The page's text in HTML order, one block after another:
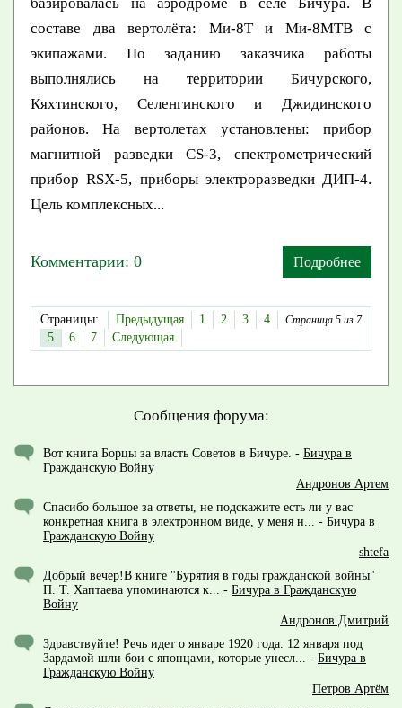
составе два вертолёта: Ми-8Т и Ми-8МТВ с
экипажами. По заданию заказчика работы
выполнялись на территории Бичурского,
Кяхтинского, Селенгинского и Джидинского
районов. На вертолетах установлены: прибор
магнитной разведки CS-3, спектрометрический
прибор RSX-5, приборы электроразведки ДИП-4.
Цель комплексных...
Комментарии: 0 Подробнее
Страница 5 из 7
Страницы: Предыдущая 1 2 3
4
5
6 7 Следующая
Сообщения форума:
Вот книга Борцы за власть Советов в Бичуре. - Бичура в
Гражданскую Войну
Андронов Артем
Спасибо большое за ответы, не подскажите есть ли у вас
конкретная книга в электронном виде, у меня н...
- Бичура в
Гражданскую Войну
shtefa
Добрый вечер!В книге "Бурятия в годы гражданской войны"
П. Т. Хаптаева упоминаются к...
- Бичура в Гражданскую
Войну
Андронов Дмитрий
Здравствуйте! Речь идет о январе 1920 года. 12 января под
Зардамой шли бои с японцами, которые унесл...
- Бичура в
Гражданскую Войну
Петров Артём